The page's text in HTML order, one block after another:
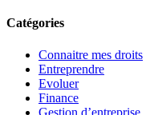
Catégories
Connaitre mes droits
Entreprendre
Evoluer
Finance
Gestion d’entreprise